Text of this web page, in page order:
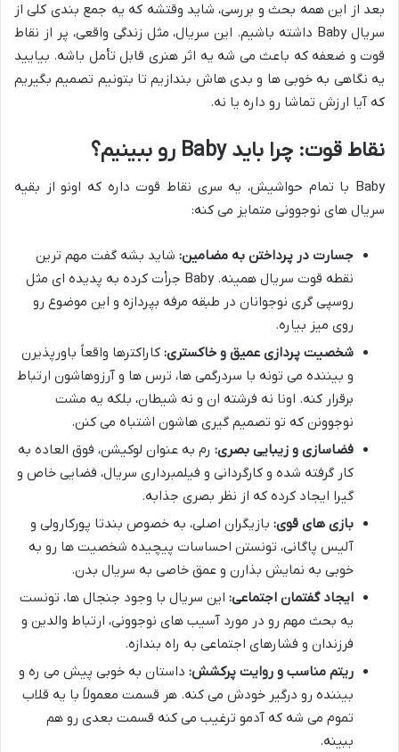
بعد از این همه بحث و بررسی، شاید وقتشه که یه جمع بندی کلی از
سریال Baby داشته باشیم. این سریال، مثل زندگی واقعی، پر از نقاط
قوت و ضعفه که باعث می شه یه اثر هنری قابل تأمل باشه. بیایید
یه نگاهی به خوبی ها و بدی هاش بندازیم تا بتونیم تصمیم بگیریم
که آیا ارزش تماشا رو داره یا نه.
نقاط قوت: چرا باید Baby رو ببینیم؟
Baby با تمام حواشیش، یه سری نقاط قوت داره که اونو از بقیه
سریال های نوجوونی متمایز می کنه:
جسارت در پرداختن به مضامین: شاید بشه گفت مهم ترین
نقطه قوت سریال همینه. Baby جرأت کرده به پدیده ای مثل
روسپی گری نوجوانان در طبقه مرفه بپردازه و این موضوع رو
روی میز بیاره.
شخصیت پردازی عمیق و خاکستری: کاراکترها واقعاً باورپذیرن
و بیننده می تونه با سردرگمی ها، ترس ها و آرزوهاشون ارتباط
برقرار کنه. اونا نه فرشته ان و نه شیطان، بلکه یه مشت
نوجوونن که تو تصمیم گیری هاشون اشتباه می کنن.
فضاسازی و زیبایی بصری: رم به عنوان لوکیشن، فوق العاده به
کار گرفته شده و کارگردانی و فیلمبرداری سریال، فضایی خاص و
گیرا ایجاد کرده که از نظر بصری جذابه.
بازی های قوی: بازیگران اصلی، به خصوص بندتا پورکارولی و
آلیس پاگانی، تونستن احساسات پیچیده شخصیت ها رو به
خوبی به نمایش بذارن و عمق خاصی به سریال بدن.
ایجاد گفتمان اجتماعی: این سریال با وجود جنجال ها، تونست
یه بحث مهم رو در مورد آسیب های نوجوونی، ارتباط والدین و
فرزندان و فشارهای اجتماعی به راه بندازه.
ریتم مناسب و روایت پرکشش: داستان به خوبی پیش می ره و
بیننده رو درگیر خودش می کنه. هر قسمت معمولاً با یه قلاب
تموم می شه که آدمو ترغیب می کنه قسمت بعدی رو هم
ببینه.